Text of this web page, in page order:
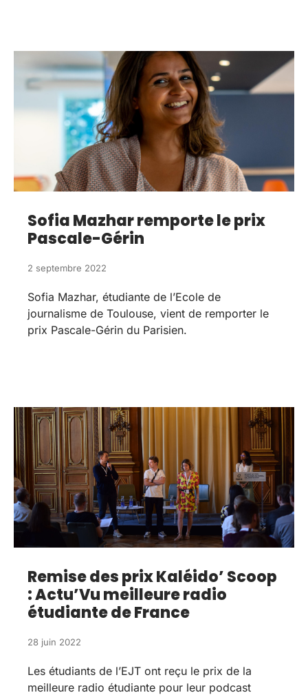
Sofia Mazhar remporte le prix
Pascale-Gérin
2 septembre 2022
Sofia Mazhar, étudiante de l’Ecole de
journalisme de Toulouse, vient de remporter le
prix Pascale-Gérin du Parisien.
Remise des prix Kaléido’ Scoop
: Actu’Vu meilleure radio
étudiante de France
28 juin 2022
Les étudiants de l’EJT ont reçu le prix de la
meilleure radio étudiante pour leur podcast